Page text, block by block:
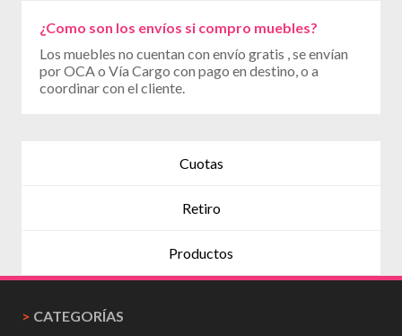
¿Como son los envíos si compro muebles?
Los muebles no cuentan con envío gratis , se envían
por OCA o Vía Cargo con pago en destino, o a
coordinar con el cliente.
Cuotas
Retiro
Productos
> CATEGORÍAS